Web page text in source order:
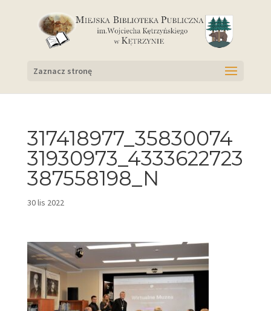
Zaznacz stronę
317418977_35830074
31930973_4333622723
387558198_N
30 lis 2022